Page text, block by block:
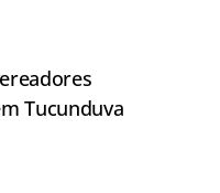
Tucunduva